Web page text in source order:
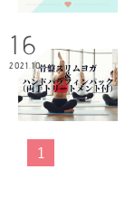
16
2021.10
1